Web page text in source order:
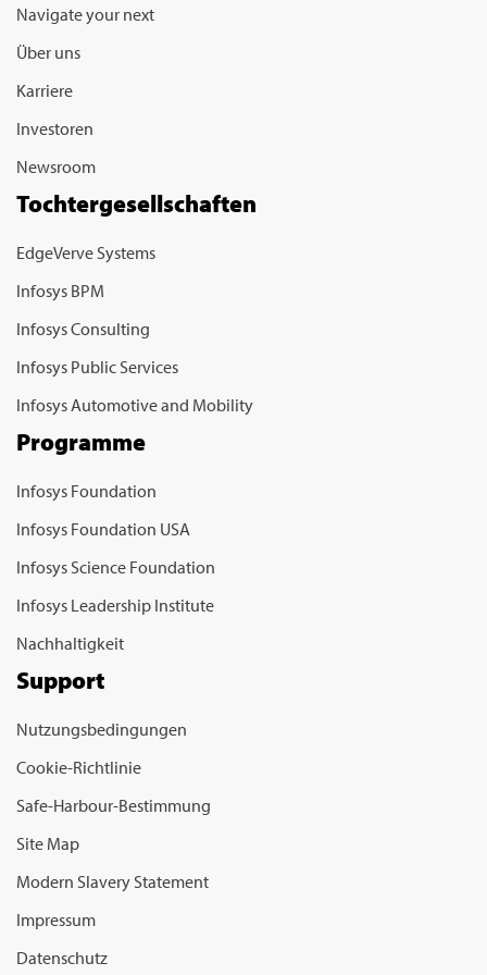
Navigate your next
Über uns
Karriere
Investoren
Newsroom
Tochtergesellschaften
EdgeVerve Systems
Infosys BPM
Infosys Consulting
Infosys Public Services
Infosys Automotive and Mobility
Programme
Infosys Foundation
Infosys Foundation USA
Infosys Science Foundation
Infosys Leadership Institute
Nachhaltigkeit
Support
Nutzungsbedingungen
Cookie-Richtlinie
Safe-Harbour-Bestimmung
Site Map
Modern Slavery Statement
Impressum
Datenschutz